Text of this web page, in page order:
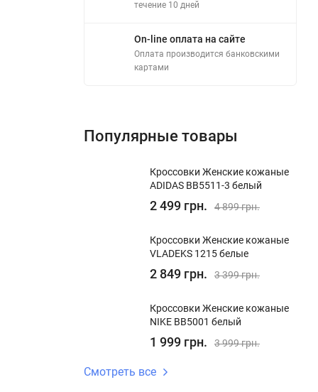
течение 10 дней
On-line оплата на сайте
Оплата производится банковскими
картами
Популярные товары
Кроссовки Женские кожаные
ADIDAS BB5511-3 белый
2 499 грн. 4 899 грн.
Кроссовки Женские кожаные
VLADEKS 1215 белые
2 849 грн. 3 399 грн.
Кроссовки Женские кожаные
NIKE BB5001 белый
1 999 грн. 3 999 грн.
Смотреть все